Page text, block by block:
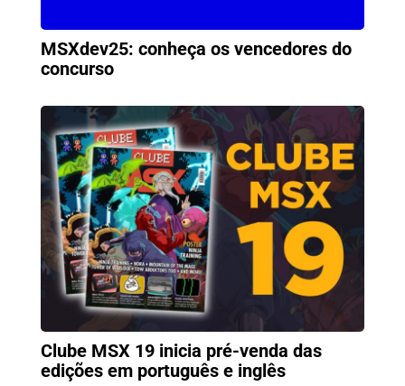
MSXdev25: conheça os vencedores do
concurso
Clube MSX 19 inicia pré-venda das
edições em português e inglês